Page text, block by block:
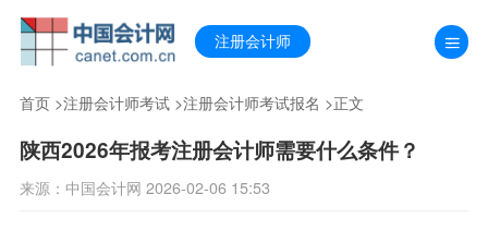
注册会计师
首页>注册会计师考试>注册会计师考试报名 >正文
陕西2026年报考注册会计师需要什么条件？
来源：中国会计网 2026-02-06 15:53